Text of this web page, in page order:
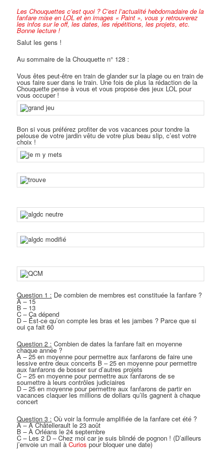
Les Chouquettes c’est quoi ? C’est l’actualité hebdomadaire de la
fanfare mise en LOL et en images « Paint », vous y retrouverez
les infos sur le off, les dates, les répétitions, les projets, etc.
Bonne lecture !
Salut les gens !
Au sommaire de la Chouquette n° 128 :
Vous êtes peut-être en train de glander sur la plage ou en train de
vous faire suer dans le train. Une fois de plus la rédaction de la
Chouquette pense à vous et vous propose des jeux LOL pour
vous occuper !
Bon si vous préférez profiter de vos vacances pour tondre la
pelouse de votre jardin vêtu de votre plus beau slip, c’est votre
choix !
Question 1 : De combien de membres est constituée la fanfare ?
A – 15
B – 13
C – Ça dépend
D – Est-ce qu’on compte les bras et les jambes ? Parce que si
oui ça fait 60
Question 2 : Combien de dates la fanfare fait en moyenne
chaque année ?
A – 25 en moyenne pour permettre aux fanfarons de faire une
lessive entre deux concerts B – 25 en moyenne pour permettre
aux fanfarons de bosser sur d’autres projets
C – 25 en moyenne pour permettre aux fanfarons de se
soumettre à leurs contrôles judiciaires
D – 25 en moyenne pour permettre aux fanfarons de partir en
vacances claquer les millions de dollars qu’ils gagnent à chaque
concert
Question 3 : Où voir la formule amplifiée de la fanfare cet été ?
A – À Châtellerault le 23 août
B – À Orléans le 24 septembre
C – Les 2 D – Chez moi car je suis blindé de pognon ! (D’ailleurs
j’envoie un mail àCurios pour bloquer une date)